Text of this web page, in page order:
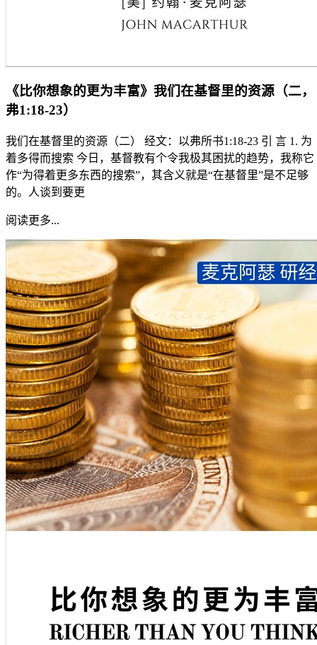
《比你想象的更为丰富》我们在基督里的资源（二，
弗1:18-23）
我们在基督里的资源（二） 经文：以弗所书1:18-23 引 言 1. 为
着多得而搜索 今日，基督教有个令我极其困扰的趋势，我称它
作“为得着更多东西的搜索”，其含义就是“在基督里”是不足够
的。人谈到要更
阅读更多...